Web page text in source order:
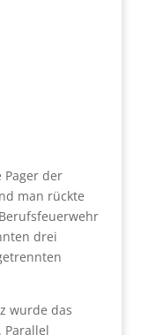
Pager der
man rückte
drei
wurde das
Parallel